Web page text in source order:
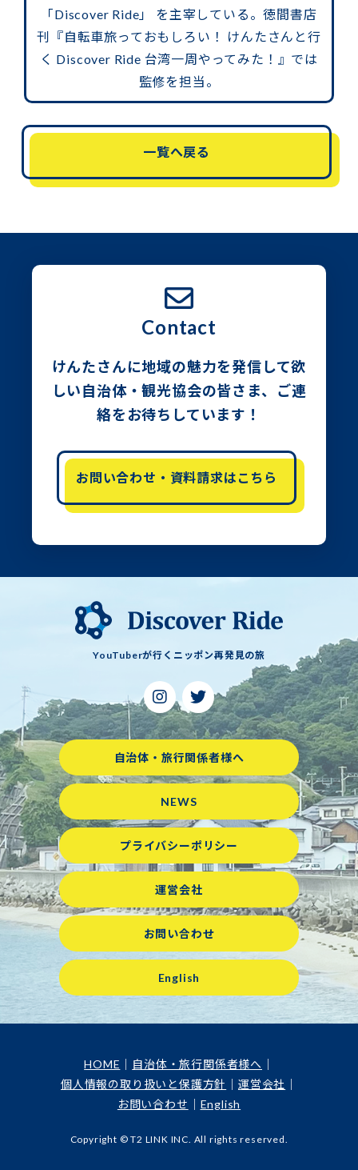
「Discover Ride」 を主宰している。徳間書店
刊『自転車旅っておもしろい！ けんたさんと行
く Discover Ride 台湾一周やってみた！』では
監修を担当。
一覧へ戻る
Contact
けんたさんに地域の魅力を発信して欲
しい自治体・観光協会の皆さま、
ご連
絡をお待ちしています！
お問い合わせ・資料請求はこちら
YouTuberが行くニッポン再発見の旅
自治体・旅行関係者様へ
NEWS
プライバシーポリシー
運営会社
お問い合わせ
English
HOME
自治体・旅行関係者様へ
個人情報の取り扱いと保護方針
運営会社
お問い合わせ
English
Copyright © T2 LINK INC. All rights reserved.